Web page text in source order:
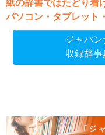
紙の辞書ではたどり着
パソコン・タブレット
ジャパ
収録辞